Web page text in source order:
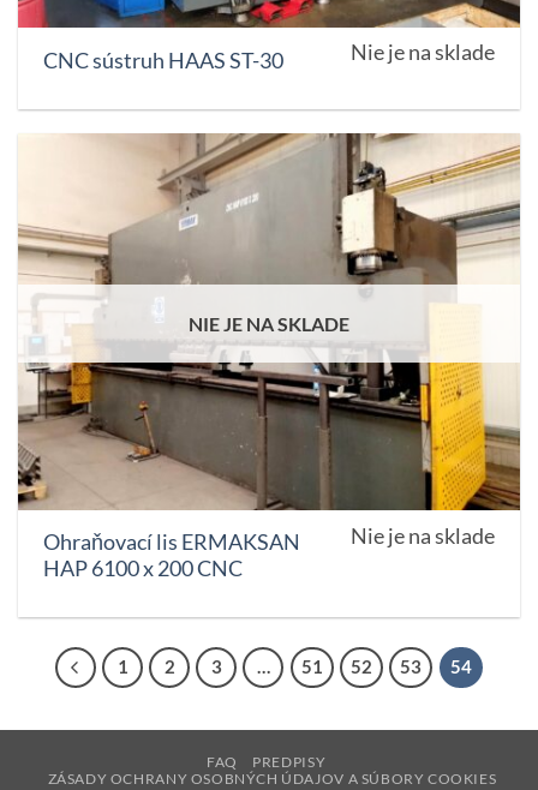
CNC sústruh HAAS ST-30 Nie je na sklade
NIE JE NA SKLADE
Ohraňovací lis ERMAKSAN
HAP 6100 x 200 CNC
Nie je na sklade
1 2 3 … 51 52 53 54
FAQ
PREDPISY
ZÁSADY OCHRANY OSOBNÝCH ÚDAJOV A SÚBORY COOKIES